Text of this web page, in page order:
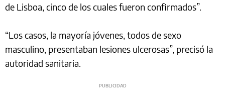
de Lisboa, cinco de los cuales fueron confirmados”.
“Los casos, la mayoría jóvenes, todos de sexo
masculino, presentaban lesiones ulcerosas”, precisó la
autoridad sanitaria.